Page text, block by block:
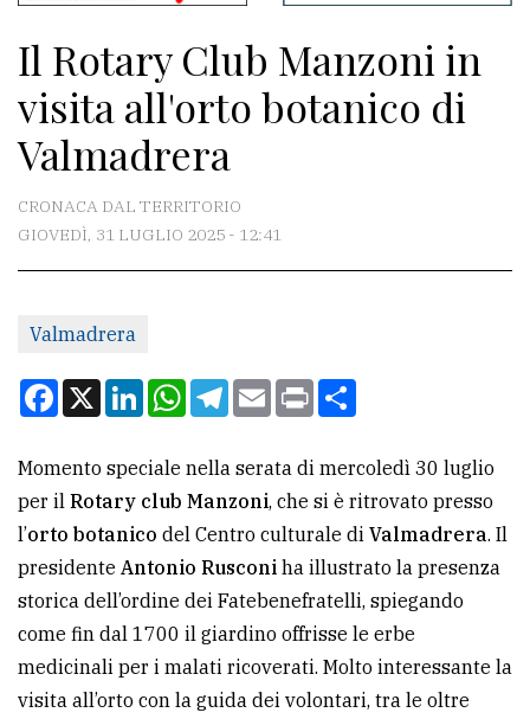
Meteo
CONTATTI
La
redazione
Per
tua
CERCA
Cerca
per
comune
Ricerca
avanzata
Il Rotary Club Manzoni in
visita all'orto botanico di
Valmadrera
CRONACA DAL TERRITORIO
GIOVEDÌ, 31 LUGLIO 2025 - 12:41
Valmadrera
Facebook
X LinkedInWhatsApp
Telegram
EmailPrint
Momento speciale nella serata di mercoledì 30 luglio
per il Rotary club Manzoni, che si è ritrovato presso
l’orto botanico del Centro culturale di Valmadrera. Il
presidente Antonio Rusconi ha illustrato la presenza
storica dell’ordine dei Fatebenefratelli, spiegando
come fin dal 1700 il giardino offrisse le erbe
medicinali per i malati ricoverati. Molto interessante la
visita all’orto con la guida dei volontari, tra le oltre